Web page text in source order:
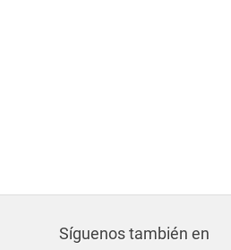
Síguenos también en